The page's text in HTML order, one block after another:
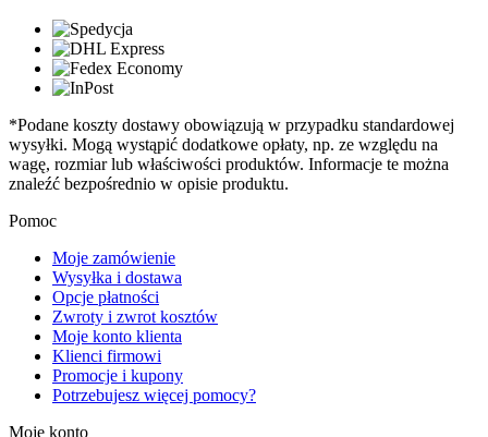
*Podane koszty dostawy obowiązują w przypadku standardowej
wysyłki. Mogą wystąpić dodatkowe opłaty, np. ze względu na
wagę, rozmiar lub właściwości produktów. Informacje te można
znaleźć bezpośrednio w opisie produktu.
Pomoc
Moje zamówienie
Wysyłka i dostawa
Opcje płatności
Zwroty i zwrot kosztów
Moje konto klienta
Klienci firmowi
Promocje i kupony
Potrzebujesz więcej pomocy?
Moje konto